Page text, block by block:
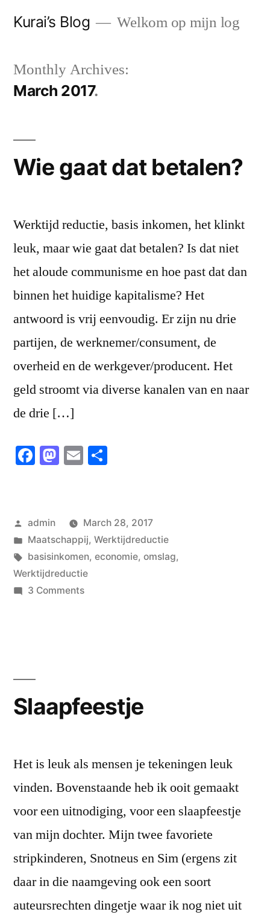
Kurai’s Blog Welkom op mijn log
Monthly Archives:
March 2017
Wie gaat dat betalen?
Werktijd reductie, basis inkomen, het klinkt
leuk, maar wie gaat dat betalen? Is dat niet
het aloude communisme en hoe past dat dan
binnen het huidige kapitalisme? Het
antwoord is vrij eenvoudig. Er zijn nu drie
partijen, de werknemer/consument, de
overheid en de werkgever/producent. Het
geld stroomt via diverse kanalen van en naar
de drie […]
Facebook
Mastodon
Email
Posted
by
admin
March 28, 2017
Posted
in
Maatschappij, Werktijdreductie
Tags:
basisinkomen, economie, omslag,
Werktijdreductie
3 Commentson
Slaapfeestje
Het is leuk als mensen je tekeningen leuk
vinden. Bovenstaande heb ik ooit gemaakt
voor een uitnodiging, voor een slaapfeestje
van mijn dochter. Mijn twee favoriete
stripkinderen, Snotneus en Sim (ergens zit
daar in die naamgeving ook een soort
auteursrechten dingetje waar ik nog niet uit